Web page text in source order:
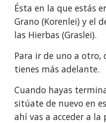
Ésta en la que estás
Grano (Korenlei) y el
las Hierbas (Graslei).
Para ir de uno a otro,
tienes más adelante.
Cuando hayas
sitúate de nuevo en
ahí vas a acceder a la